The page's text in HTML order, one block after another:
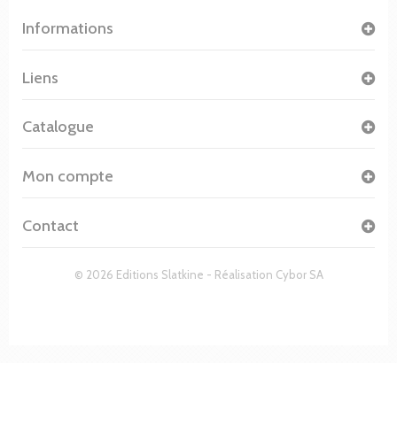
Informations
© 2026 Editions Slatkine - Réalisation Cybor SA
Liens
Catalogue
Mon compte
Contact